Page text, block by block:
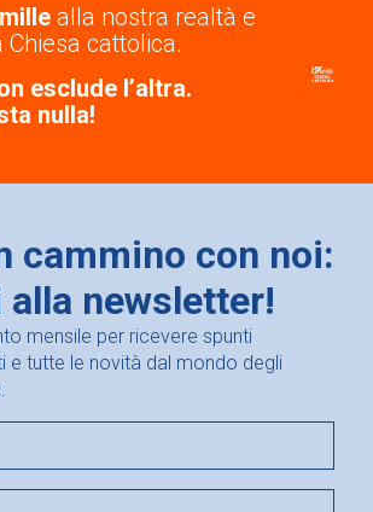
alla nostra realtà e
Chiesa cattolica.
esclude l’altra.
nulla!
cammino con noi:
newsletter!
mensile per ricevere spunti
e tutte le novità dal mondo degli